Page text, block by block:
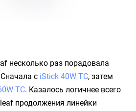
несколько раз порадовала
с iStick 40W TC, затем
TC. Казалось логичнее всего
продолжения линейки